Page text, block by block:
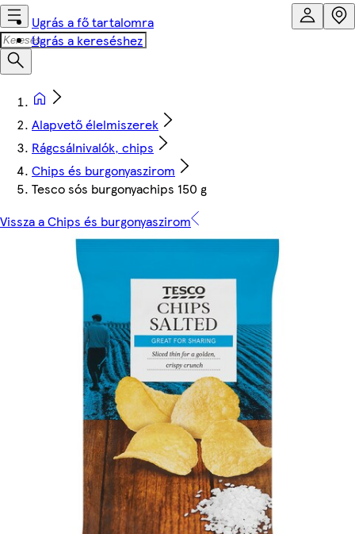
Ugrás a fő tartalomra
Ugrás a kereséshez
Alapvető élelmiszerek
Rágcsálnivalók, chips
Chips és burgonyaszirom
Tesco sós burgonyachips 150 g
Vissza a Chips és burgonyaszirom